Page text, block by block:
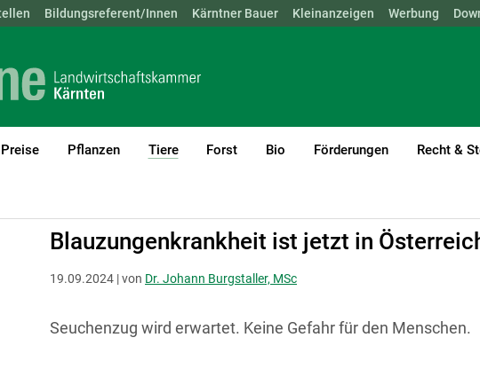
ÖSTERREICH BGLD KTN NÖ OÖ SBG STMK TIROL VBG WIEN
Bildungsreferent/Innen Kärntner Bauer Kleinanzeigen Werbung
Pflanzen Tiere
(current)1
Forst Bio Förderungen Recht &
Blauzungenkrankheit ist jetzt in
19.09.2024 | von Dr. Johann Burgstaller, MSc
Seuchenzug wird erwartet. Keine Gefahr für den Menschen.